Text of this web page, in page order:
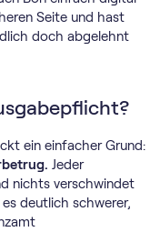
Seite und hast
doch abgelehnt
ein einfacher Grund:
Jeder
nichts verschwindet
deutlich schwerer,